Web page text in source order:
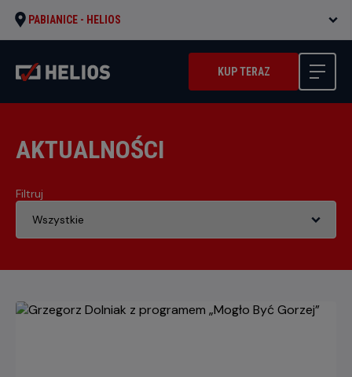
PABIANICE - HELIOS
KUP TERAZ
AKTUALNOŚCI
Filtruj